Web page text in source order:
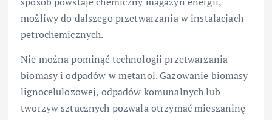
możliwy do dalszego przetwarzania w instalacjach
petrochemicznych.
Nie można pominąć technologii przetwarzania
biomasy i odpadów w metanol. Gazowanie biomasy
lignocelulozowej, odpadów komunalnych lub
tworzyw sztucznych pozwala otrzymać mieszaninę